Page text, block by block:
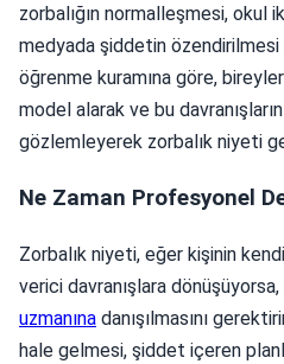
zorbalığın normalleşmesi, okul
medyada şiddetin
öğrenme kuramına göre, bireyler
model alarak ve bu
gözlemleyerek zorbalık niyeti
Ne Zaman Profesyonel
Zorbalık niyeti, eğer kişinin
verici davranışlara
uzmanına danışılmasını
hale gelmesi, şiddet içeren